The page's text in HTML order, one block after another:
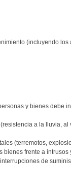
(incluyendo
y bienes debe
a la lluvia,
(terremotos,
bienes frente a intrusos
de